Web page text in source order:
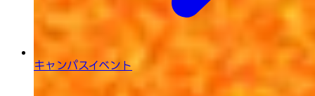
キャンパスイベント